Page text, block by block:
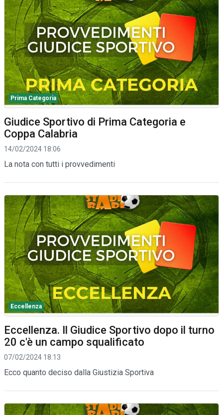
Prima Categoria
Giudice Sportivo di Prima Categoria e
Coppa Calabria
14/02/2024 18:06
La nota con tutti i provvedimenti
Eccellenza
Eccellenza. Il Giudice Sportivo dopo il turno
20 c'è un campo squalificato
07/02/2024 18:13
Ecco quanto deciso dalla Giustizia Sportiva